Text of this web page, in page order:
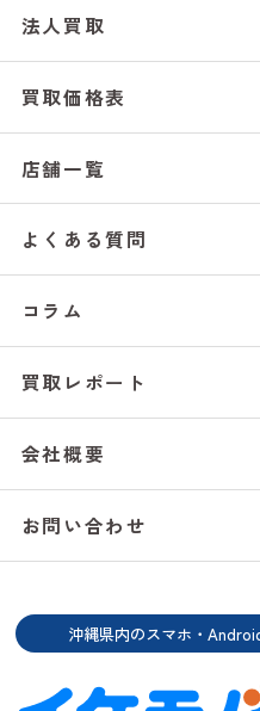
法人買取
買取価格表
店舗一覧
よくある質問
コラム
買取レポート
会社概要
お問い合わせ
沖縄県内のスマホ・